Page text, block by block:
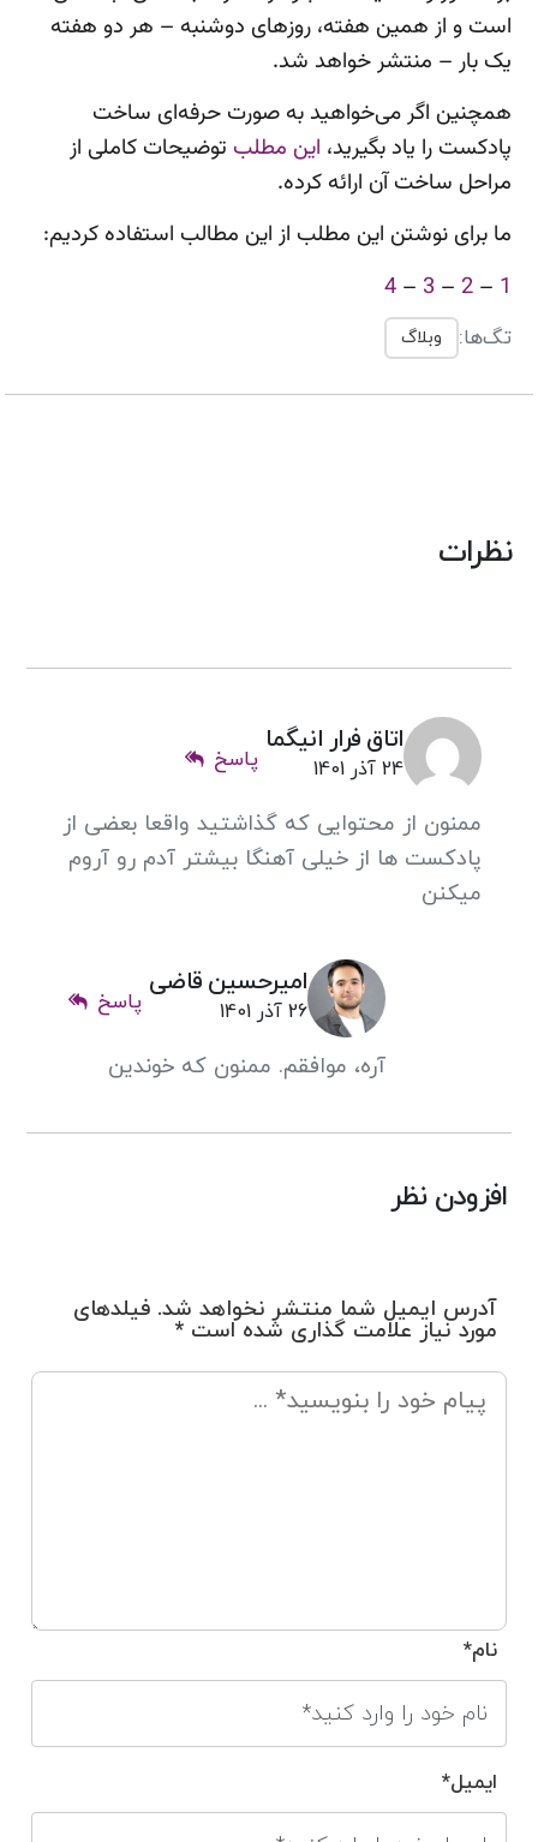
است و از همین هفته، روزهای دوشنبه – هر دو هفته
یک بار – منتشر خواهد شد.
همچنین اگر می‌خواهید به صورت حرفه‌ای ساخت
پادکست را یاد بگیرید، این مطلب توضیحات کاملی از
مراحل ساخت آن ارائه کرده.
ما برای نوشتن این مطلب از این مطالب استفاده کردیم:
1
–
2
–
3
–
4
تگ‌ها: وبلاگ
نظرات
اتاق فرار انیگما
24 آذر 1401 پاسخ
ممنون از محتوایی که گذاشتید واقعا بعضی از
پادکست ها از خیلی آهنگا بیشتر آدم رو آروم
میکنن
امیرحسین قاضی
26 آذر 1401 پاسخ
آره، موافقم. ممنون که خوندین
افزودن نظر
آدرس ایمیل شما منتشر نخواهد شد. فیلدهای
مورد نیاز علامت گذاری شده است *
نام*
ایمیل*